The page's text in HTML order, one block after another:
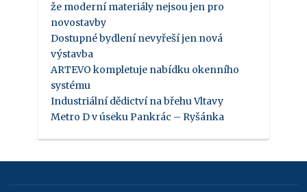
že moderní materiály nejsou jen pro
novostavby
Dostupné bydlení nevyřeší jen nová
výstavba
ARTEVO kompletuje nabídku okenního
systému
Industriální dědictví na břehu Vltavy
Metro D v úseku Pankrác – Ryšánka